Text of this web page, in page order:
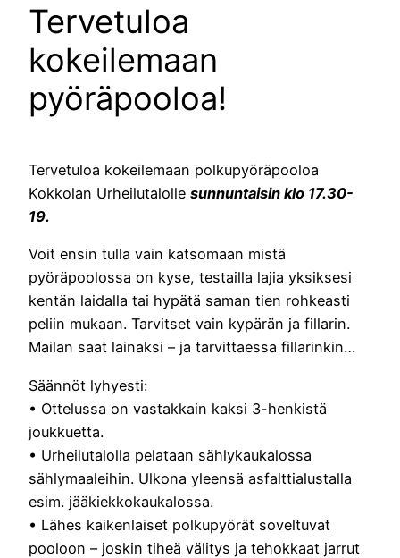
Tervetuloa
kokeilemaan
pyöräpooloa!
Tervetuloa kokeilemaan polkupyöräpooloa
Kokkolan Urheilutalolle sunnuntaisin klo 17.30-
19.
Voit ensin tulla vain katsomaan mistä
pyöräpoolossa on kyse, testailla lajia yksiksesi
kentän laidalla tai hypätä saman tien rohkeasti
peliin mukaan. Tarvitset vain kypärän ja fillarin.
Mailan saat lainaksi – ja tarvittaessa fillarinkin…
Säännöt lyhyesti:
• Ottelussa on vastakkain kaksi 3-henkistä
joukkuetta.
• Urheilutalolla pelataan sählykaukalossa
sählymaaleihin. Ulkona yleensä asfalttialustalla
esim. jääkiekkokaukalossa.
• Lähes kaikenlaiset polkupyörät soveltuvat
pooloon – joskin tiheä välitys ja tehokkaat jarrut